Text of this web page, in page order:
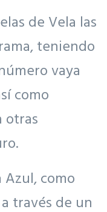
de Vela las
teniendo
vaya
como
otras
Azul, como
través de un